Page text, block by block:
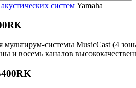
систем Yamaha
системы MusicCast (4
и восемь каналов